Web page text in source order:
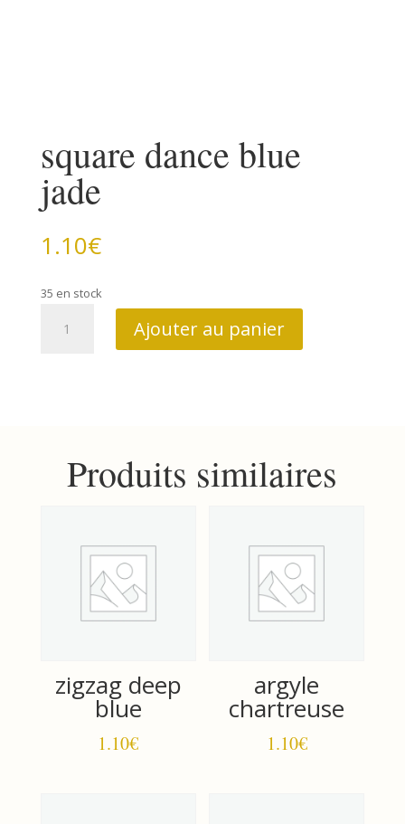
square dance blue
jade
1.10€
35 en stock
Ajouter au panier
Produits similaires
zigzag deep
blue
1.10€
argyle
chartreuse
1.10€